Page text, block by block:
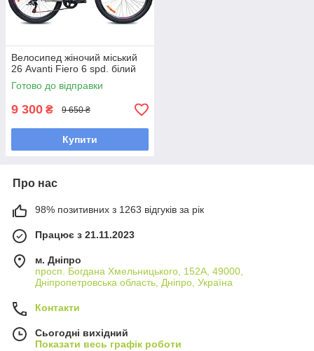
Велосипед жіночий міський
26 Avanti Fiero 6 spd. білий
Готово до відправки
9 300 ₴ 9 650 ₴
Купити
Про нас
98% позитивних з 1263 відгуків за рік
Працює з 21.11.2023
м. Дніпро
просп. Богдана Хмельницького, 152А, 49000,
Дніпропетровська область, Дніпро, Україна
Контакти
Сьогодні вихідний
Показати весь графік роботи